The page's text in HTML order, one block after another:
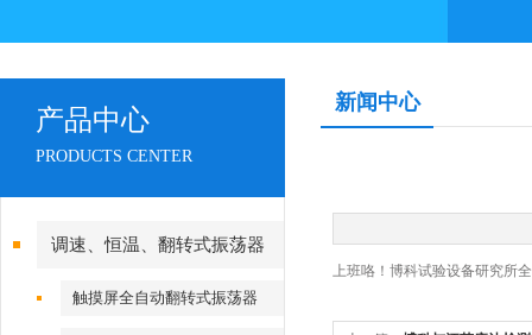
产品中心
PRODUCTS CENTER
调速、恒温、翻转式振荡器
触摸屏全自动翻转式振荡器
新闻中心
上班咯！博科试验设备研究所